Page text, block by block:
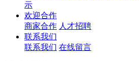
示
欢迎合作
商家合作 人才招聘
联系我们
联系我们 在线留言